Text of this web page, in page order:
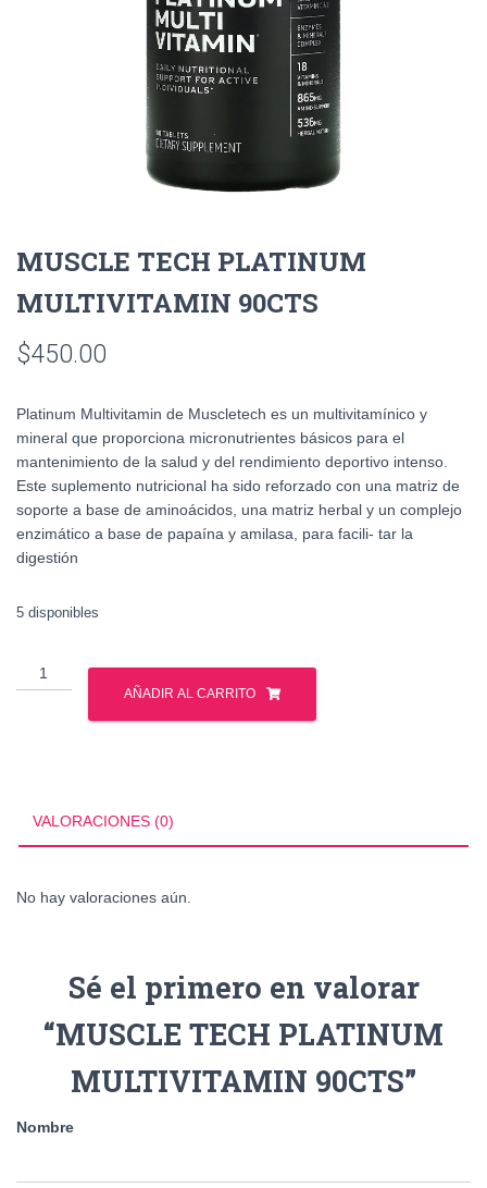
MUSCLE TECH PLATINUM
MULTIVITAMIN 90CTS
$450.00
Platinum Multivitamin de Muscletech es un multivitamínico y
mineral que proporciona micronutrientes básicos para el
mantenimiento de la salud y del rendimiento deportivo intenso.
Este suplemento nutricional ha sido reforzado con una matriz de
soporte a base de aminoácidos, una matriz herbal y un complejo
enzimático a base de papaína y amilasa, para facili- tar la
digestión
5 disponibles
MUSCLE
TECH
PLATINUM
AÑADIR AL CARRITO
VALORACIONES (0)
No hay valoraciones aún.
Sé el primero en valorar
“MUSCLE TECH PLATINUM
MULTIVITAMIN 90CTS”
Nombre